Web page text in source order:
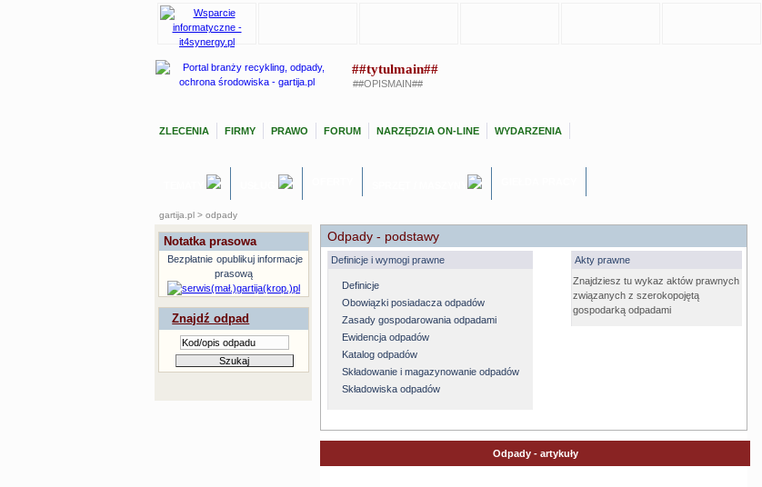
##tytulmain##
##OPISMAIN##
ZLECENIA
FIRMY PRAWO FORUM NARZĘDZIA ON-LINE WYDARZENIA
gartija.pl > odpady
Notatka prasowa
Bezpłatnie opublikuj informacje
prasową
Znajdź odpad
Odpady - podstawy
Definicje i wymogi prawne
Definicje
Obowiązki posiadacza odpadów
Zasady gospodarowania odpadami
Ewidencja odpadów
Katalog odpadów
Składowanie i magazynowanie odpadów
Składowiska odpadów
Akty prawne
Znajdziesz tu wykaz aktów prawnych
związanych z szerokopojętą
gospodarką odpadami
Odpady - artykuły